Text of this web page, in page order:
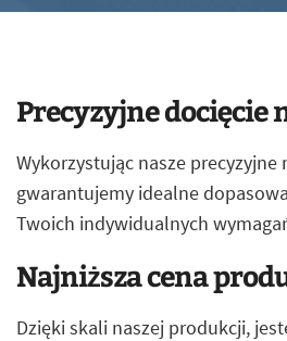
Precyzyjne docięcie
Wykorzystując nasze precyzyjne
gwarantujemy idealne
Twoich indywidualnych
Najniższa cena
Dzięki skali naszej produkcji,